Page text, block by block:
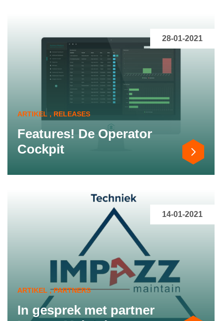
ARTIKEL , RELEASES
Features! De Operator
Cockpit
28-01-2021
ARTIKEL , PARTNERS
In gesprek met partner
14-01-2021